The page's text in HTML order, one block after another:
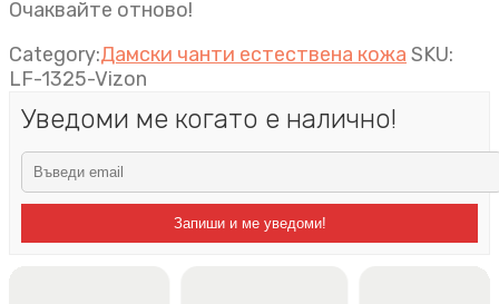
Очаквайте отново!
Category:Дамски чанти естествена кожа SKU:
LF-1325-Vizon
Уведоми ме когато е налично!
Запиши и ме уведоми!